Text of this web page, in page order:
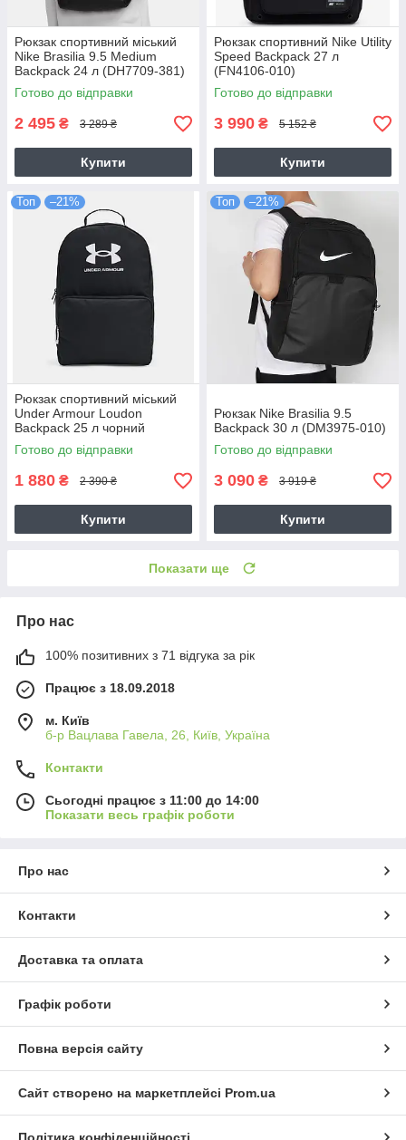
Рюкзак спортивний міський
Nike Brasilia 9.5 Medium
Backpack 24 л (DH7709-381)
Готово до відправки
2 495 ₴ 3 289 ₴
Купити
Рюкзак спортивний Nike Utility
Speed Backpack 27 л
(FN4106-010)
Готово до відправки
3 990 ₴ 5 152 ₴
Купити
Топ –21%
Рюкзак спортивний міський
Under Armour Loudon
Backpack 25 л чорний
(1378415-001)
Готово до відправки
1 880 ₴ 2 390 ₴
Купити
Топ –21%
Рюкзак Nike Brasilia 9.5
Backpack 30 л (DM3975-010)
Готово до відправки
3 090 ₴ 3 919 ₴
Купити
Показати ще
Про нас
100% позитивних з 71 відгука за рік
Працює з 18.09.2018
м. Київ
б-р Вацлава Гавела, 26, Київ, Україна
Контакти
Сьогодні працює з 11:00 до 14:00
Показати весь графік роботи
Про нас
Контакти
Доставка та оплата
Графік роботи
Повна версія сайту
Сайт створено на маркетплейсі Prom.ua